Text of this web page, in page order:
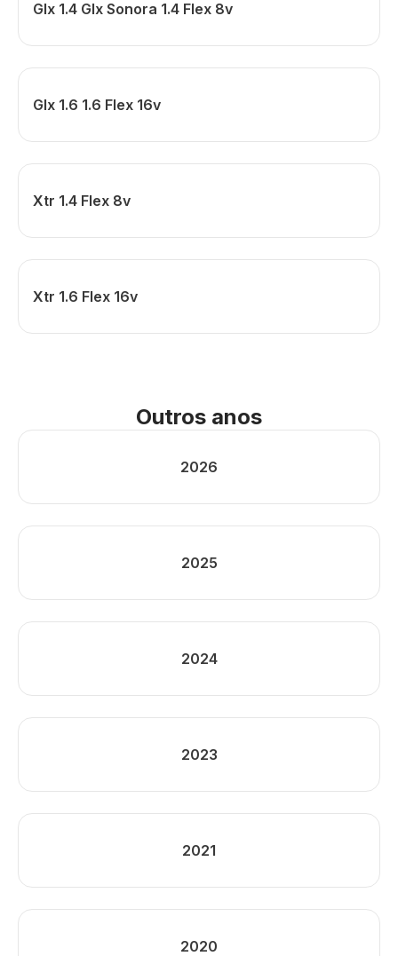
Glx 1.4 Glx Sonora 1.4 Flex 8v
Glx 1.6 1.6 Flex 16v
Xtr 1.4 Flex 8v
Xtr 1.6 Flex 16v
Outros anos
2026
2025
2024
2023
2021
2020